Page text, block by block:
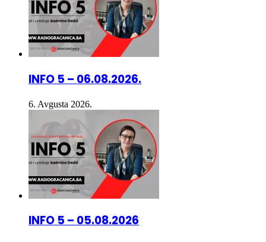
INFO 5 – 06.08.2026.
6. Avgusta 2026.
INFO 5 – 05.08.2026
5. Avgusta 2026.